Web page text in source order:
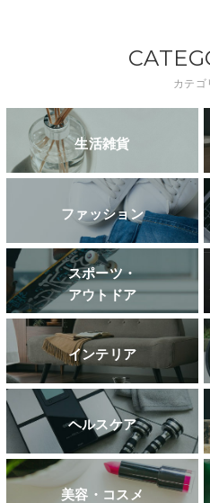
カテゴ
生活雑貨
ファッション
スポーツ・
アウトドア
インテリア
ヘルスケア
美容・コスメ